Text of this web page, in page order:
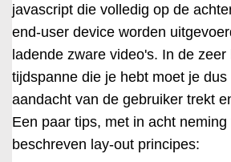
javascript die volledig op de
end-user device worden
ladende zware video's. In de zeer
tijdspanne die je hebt moet je
aandacht van de gebruiker trekt
Een paar tips, met in acht
beschreven lay-out principes: